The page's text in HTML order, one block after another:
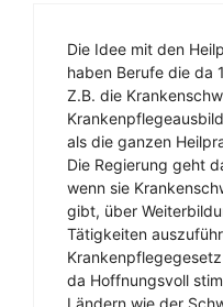
Die Idee mit den
haben Berufe die da
Z.B. die
als die ganzen
Die Regierung geht
wenn sie
gibt, über
Tätigkeiten
da Hoffnungsvoll